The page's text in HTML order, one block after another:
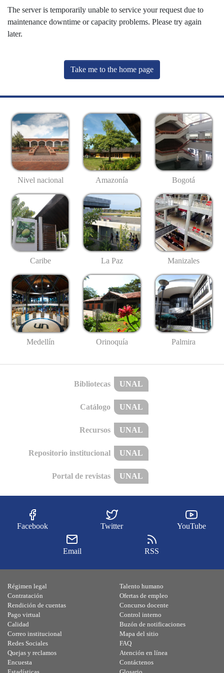
The server is temporarily unable to service your request due to
maintenance downtime or capacity problems. Please try again
later.
Take me to the home page
Nivel nacional Amazonía Bogotá
Caribe La Paz Manizales
Medellín Orinoquía Palmira
Bibliotecas UNAL
Catálogo UNAL
Recursos UNAL
Repositorio institucional UNAL
Portal de revistas UNAL
Facebook Twitter YouTube
Email RSS
Régimen legal
Contratación
Rendición de cuentas
Pago virtual
Calidad
Talento humano
Ofertas de empleo
Concurso docente
Control interno
Buzón de notificaciones
Correo institucional
Redes Sociales
Quejas y reclamos
Encuesta
Mapa del sitio
FAQ
Atención en línea
Contáctenos